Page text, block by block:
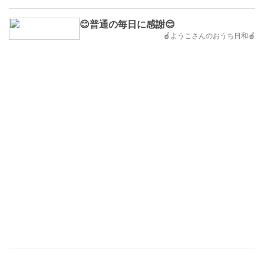
😊普通の毎日に感謝😊
🍎ようこさんのおうち日和🍎